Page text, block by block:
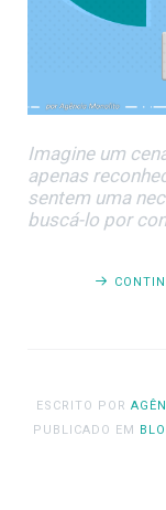
Imagine um
apenas
sentem uma
buscá-lo por
ESCRITO POR
PUBLICADO EM